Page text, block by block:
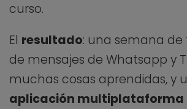
curso.
El resultado: una semana de
de mensajes de Whatsapp y
muchas cosas aprendidas, y
aplicación multiplataforma